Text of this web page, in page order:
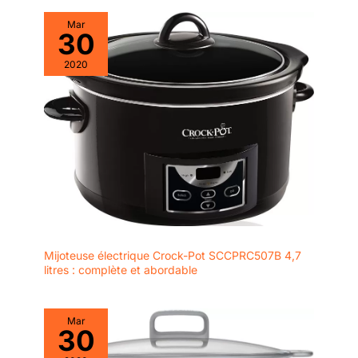
amovible en grès qui
passent au lave-vaisselle
La base chauffante
inoxydable peut être
nettoyée avec un chiffon
humide Finition en acier
inoxydable pour un
design sobre et élégant,
antirouille et facile à
nettoyer Certification
Intertek pour votre
sécurité, 120 W
Mar
30
2020
Mijoteuse électrique Crock-Pot SCCPRC507B 4,7
litres : complète et abordable
Mar
30